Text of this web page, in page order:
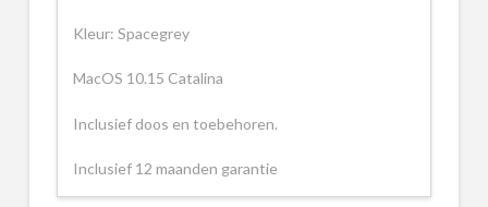
Kleur: Spacegrey
MacOS 10.15 Catalina
Inclusief doos en toebehoren.
Inclusief 12 maanden garantie